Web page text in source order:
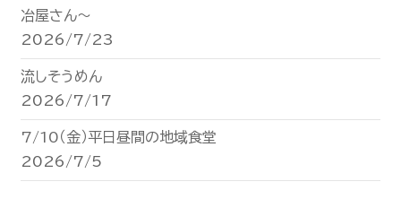
冶屋さん〜
2026/7/23
流しそうめん
2026/7/17
7/10（金）平日昼間の地域食堂
2026/7/5